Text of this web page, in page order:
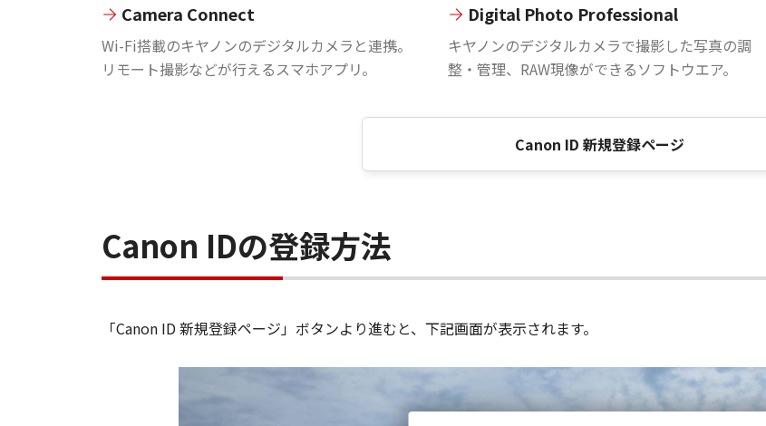
Camera Connect
Wi-Fi搭載のキヤノンのデジタルカメラと連携。
リモート撮影などが行えるスマホアプリ。
Digital Photo Professional
キヤノンのデジタルカメラで撮影した写真の調
整・管理、RAW現像ができるソフトウエア。
Canon ID 新規登録ページ
Canon IDの登録方法
「Canon ID 新規登録ページ」ボタンより進むと、下記画面が表示されます。